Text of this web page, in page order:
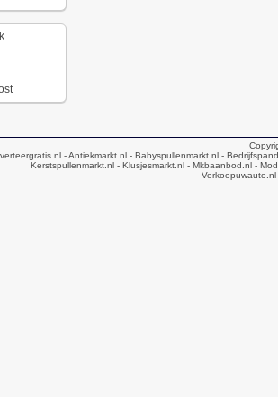
- Antiekmarkt.nl - Babyspullenmarkt.nl -
Kerstspullenmarkt.nl- Klusjesmarkt.nl- Mkbaanbod.nl-
Verkoopuwauto.nl